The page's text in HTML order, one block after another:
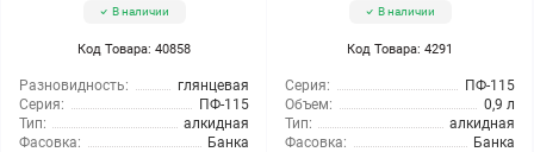
В наличии
Код Товара: 40858
Разновидность:
глянцевая
Серия:
ПФ-115
Тип:
алкидная
Фасовка:
Банка
В наличии
Код Товара: 4291
Серия:
ПФ-115
Объем:
0,9 л
Тип:
алкидная
Фасовка:
Банка